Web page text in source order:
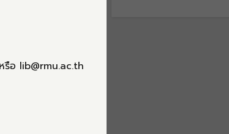
อ lib@rmu.ac.th